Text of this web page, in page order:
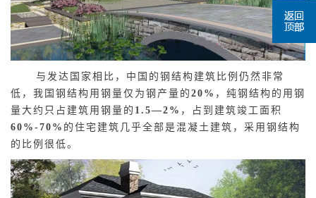
与发达国家相比，中国的钢结构建筑比例仍然非常
低，我国钢结构用钢量仅为钢产量的 20% ，纯钢结构的用钢
量大约只占建筑用钢量的 1.5—2% ，占到建筑竣工面积
60%-70% 的住宅建筑几乎全部是混凝土建筑，采用钢结构
的比例很低。